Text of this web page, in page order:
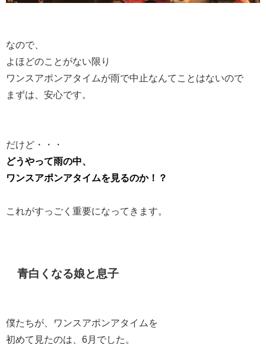
なので、
よほどのことがない限り
ワンスアポンアタイムが雨で中止なんてことはないので
まずは、安心です。
だけど・・・
どうやって雨の中、
ワンスアポンアタイムを見るのか！？
これがすっごく重要になってきます。
青白くなる娘と息子
僕たちが、ワンスアポンアタイムを
初めて見たのは、6月でした。